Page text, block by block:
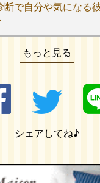
断で自分や気になる
もっと見る
シェアしてね♪